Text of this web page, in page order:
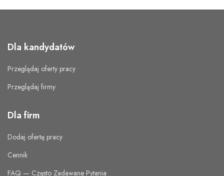
Dla kandydatów
Przeglądaj oferty pracy
Przeglądaj firmy
Dla firm
Dodaj ofertę pracy
Cennik
FAQ — Często Zadawane Pytania